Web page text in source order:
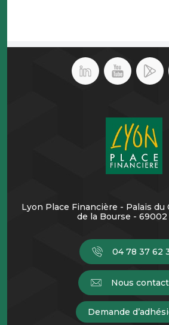
Lyon Place Financière - Palais du
de la Bourse - 69002
04 78 37 62
Nous
Demande